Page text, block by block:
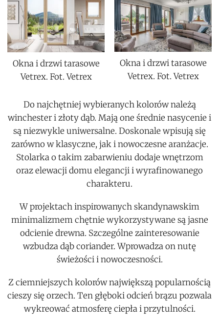
Okna i drzwi tarasowe
Vetrex. Fot. Vetrex
Okna i drzwi tarasowe
Vetrex. Fot. Vetrex
Do najchętniej wybieranych kolorów należą
winchester i złoty dąb. Mają one średnie nasycenie i
są niezwykle uniwersalne. Doskonale wpisują się
zarówno w klasyczne, jak i nowoczesne aranżacje.
Stolarka o takim zabarwieniu dodaje wnętrzom
oraz elewacji domu elegancji i wyrafinowanego
charakteru.
W projektach inspirowanych skandynawskim
minimalizmem chętnie wykorzystywane są jasne
odcienie drewna. Szczególne zainteresowanie
wzbudza dąb coriander. Wprowadza on nutę
świeżości i nowoczesności.
Z ciemniejszych kolorów największą popularnością
cieszy się orzech. Ten głęboki odcień brązu pozwala
wykreować atmosferę ciepła i przytulności.